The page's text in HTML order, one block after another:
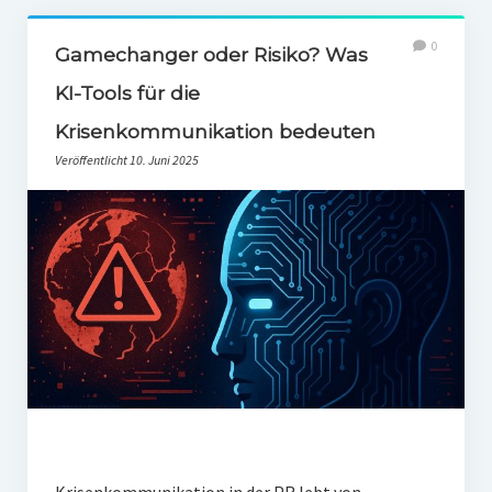
Gamechanger oder Risiko? Was
KI-Tools für die
Krisenkommunikation bedeuten
Veröffentlicht 10. Juni 2025
0